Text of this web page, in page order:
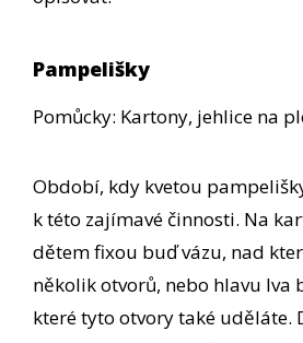
Pampelišky
Pomůcky: Kartony, jehlice na
Období, kdy kvetou
k této zajímavé činnosti. Na
dětem fixou buď vázu, nad
několik otvorů, nebo hlavu lva
které tyto otvory také uděláte.